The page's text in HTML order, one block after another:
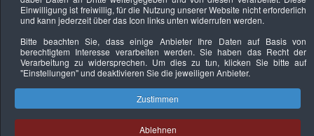
Datenschutzerklärung Urheberrechtsnachweise Nachhaltigkeit
Copyright © 2026. Bundesverband Deutscher
Sachverständiger und Fachgutachter e.V..
Einwilligung ist freiwillig, für die Nutzung unserer Website nicht erforderlich
und kann jederzeit über das Icon links unten widerrufen werden.
Bitte beachten Sie, dass einige Anbieter Ihre Daten auf Basis von
berechtigtem Interesse verarbeiten werden. Sie haben das Recht der
Verarbeitung zu widersprechen. Um dies zu tun, klicken Sie bitte auf
"Einstellungen"und deaktivieren Sie die jeweiligen Anbieter.
Zustimmen
Ablehnen